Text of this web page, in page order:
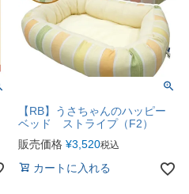
【RB】うさちゃんのハッピー
ベッド ストライプ（F2）
販売価格 ¥3,520税込
カートに入れる